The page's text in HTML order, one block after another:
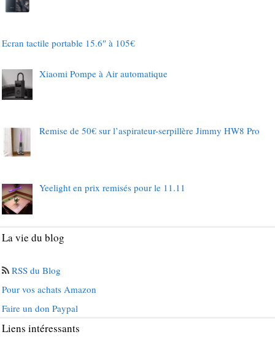
Ecran tactile portable 15.6″ à 105€
Xiaomi Pompe à Air automatique
Remise de 50€ sur l’aspirateur-serpillère Jimmy HW8 Pro
Yeelight en prix remisés pour le 11.11
La vie du blog
RSS du Blog
Pour vos achats Amazon
Faire un don Paypal
Liens intéressants